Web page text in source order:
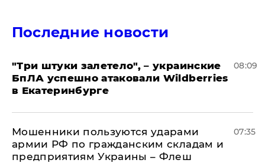
Последние новости
"Три штуки залетело", – украинские
БпЛА успешно атаковали Wildberries
в Екатеринбурге
08:09
Мошенники пользуются ударами
армии РФ по гражданским складам и
предприятиям Украины – Флеш
07:35